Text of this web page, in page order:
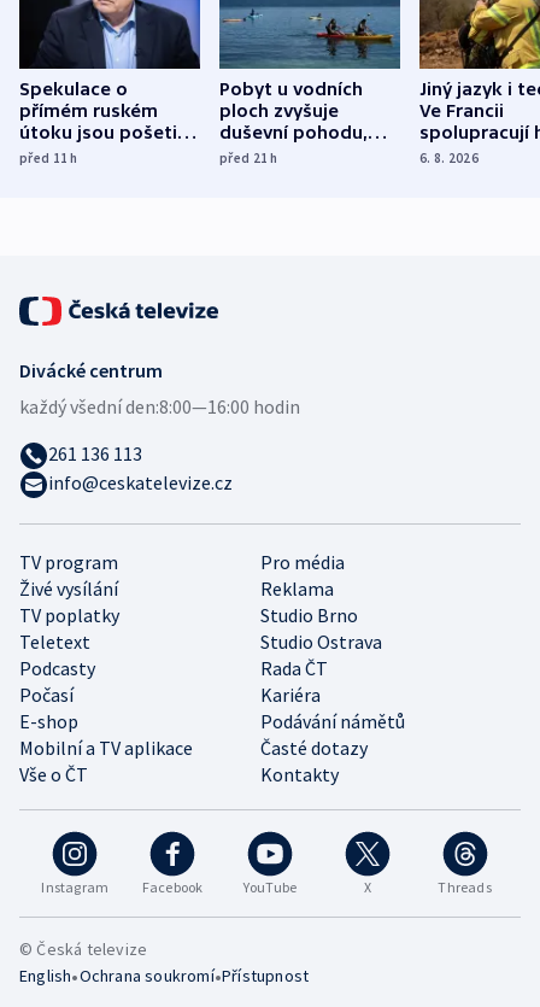
Spekulace o
přímém ruském
útoku jsou pošetilé,
míní estonský
před 11h
Pobyt u vodních
ploch zvyšuje
duševní pohodu,
ukázala
před 21h
Jiný jazyk i
Ve Francii
spolupracují
různých zemí
6. 8. 2026
Instagram Facebook YouTube X Threads
TV program
Pro média
Živé vysílání
Reklama
TV poplatky
Studio Brno
Teletext
Studio Ostrava
Podcasty
Rada ČT
Počasí
Kariéra
E-shop
Podávání námětů
Mobilní a TV aplikace
Časté dotazy
Vše o ČT
Kontakty
Divácké centrum
každý všední den:8:00—16:00 hodin
261 136 113
info@ceskatelevize.cz
© Česká televize
English•Ochrana soukromí•Přístupnost